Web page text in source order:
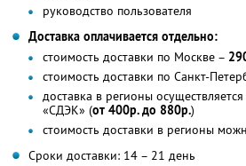
руководство пользователя
Доставка оплачивается отдельно:
стоимость доставки по Москве –
стоимость доставки по Санкт-
доставка в регионы
«СДЭК» (от 400р. до 880р.)
стоимость доставки в регионы
Сроки доставки: 14 – 21 день